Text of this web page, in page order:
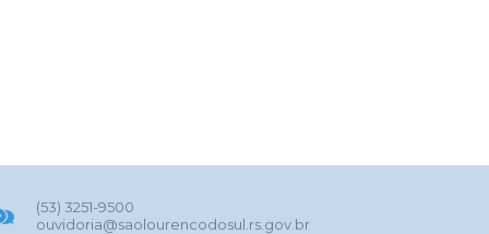
(53) 3251-9500
ouvidoria@saolourencodosul.rs.gov.br